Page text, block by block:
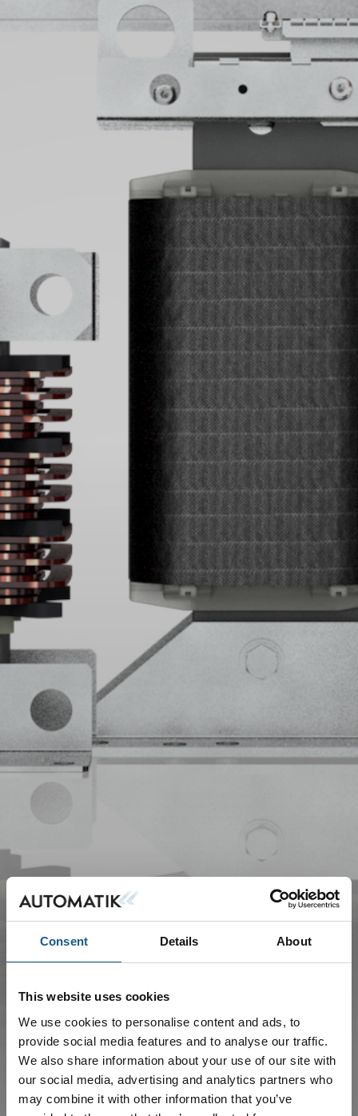
Consent Details About
This website uses cookies
We use cookies to personalise content and ads, to
provide social media features and to analyse our traffic.
We also share information about your use of our site with
our social media, advertising and analytics partners who
may combine it with other information that you’ve